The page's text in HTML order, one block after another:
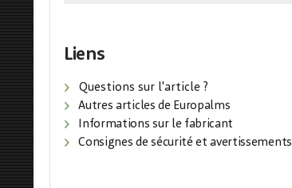
Liens
Questions sur l'article ?
Autres articles de Europalms
Informations sur le fabricant
Consignes de sécurité et avertissements